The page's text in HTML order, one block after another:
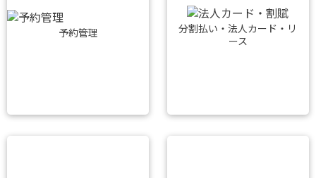
予約管理
分割払い・法人カード・リ
ース